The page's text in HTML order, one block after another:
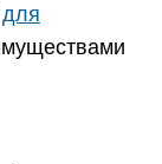
для